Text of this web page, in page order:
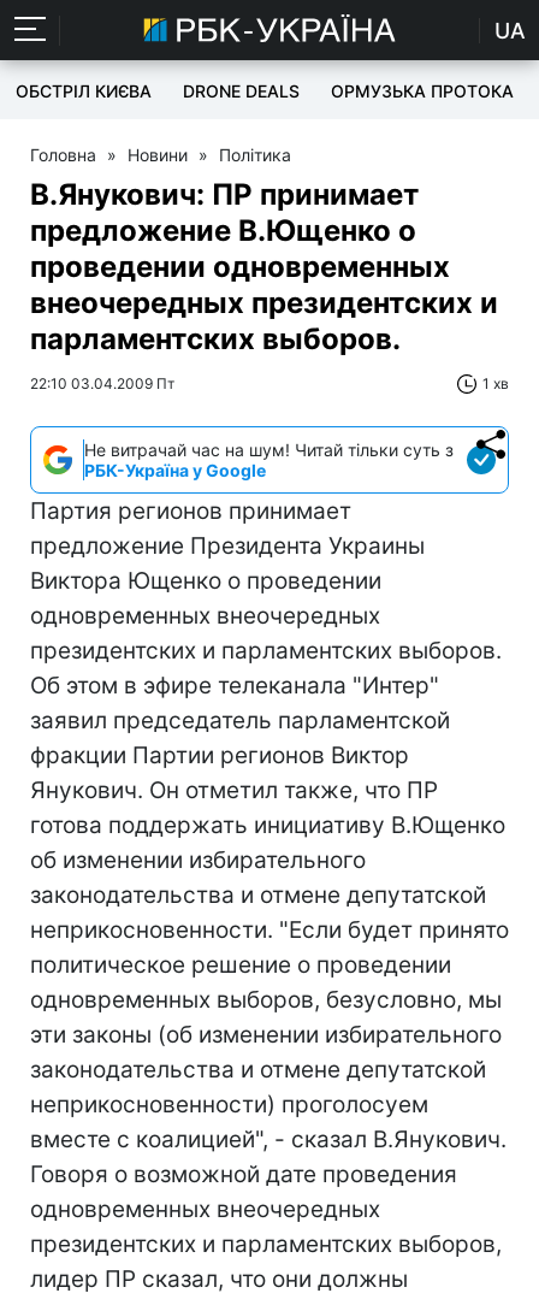
UA
ОБСТРІЛ КИЄВА DRONE DEALS ОРМУЗЬКА ПРОТОКА
Головна » Новини » Політика
В.Янукович: ПР принимает
предложение В.Ющенко о
проведении одновременных
внеочередных президентских и
парламентских выборов.
22:10 03.04.2009 Пт 1 хв
Не витрачай час на шум! Читай тільки суть з
РБК-Україна у Google
Партия регионов принимает
предложение Президента Украины
Виктора Ющенко о проведении
одновременных внеочередных
президентских и парламентских выборов.
Об этом в эфире телеканала "Интер"
заявил председатель парламентской
фракции Партии регионов Виктор
Янукович. Он отметил также, что ПР
готова поддержать инициативу В.Ющенко
об изменении избирательного
законодательства и отмене депутатской
неприкосновенности. "Если будет принято
политическое решение о проведении
одновременных выборов, безусловно, мы
эти законы (об изменении избирательного
законодательства и отмене депутатской
неприкосновенности) проголосуем
вместе с коалицией", - сказал В.Янукович.
Говоря о возможной дате проведения
одновременных внеочередных
президентских и парламентских выборов,
лидер ПР сказал, что они должны